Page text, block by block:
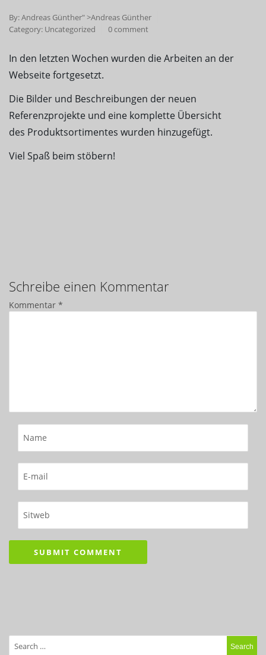
By:Andreas Günther" >Andreas Günther
Category: Uncategorized 0 comment
In den letzten Wochen wurden die Arbeiten an der
Webseite fortgesetzt.
Die Bilder und Beschreibungen der neuen
Referenzprojekte und eine komplette Übersicht
des Produktsortimentes wurden hinzugefügt.
Viel Spaß beim stöbern!
Schreibe einen Kommentar
Kommentar *